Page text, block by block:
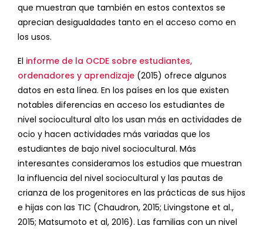
que muestran que también en estos contextos se
aprecian desigualdades tanto en el acceso como en
los usos.
El informe de la OCDE sobre estudiantes,
ordenadores y aprendizaje (2015) ofrece algunos
datos en esta línea. En los países en los que existen
notables diferencias en acceso los estudiantes de
nivel sociocultural alto los usan más en actividades de
ocio y hacen actividades más variadas que los
estudiantes de bajo nivel sociocultural. Más
interesantes consideramos los estudios que muestran
la influencia del nivel sociocultural y las pautas de
crianza de los progenitores en las prácticas de sus hijos
e hijas con las TIC (Chaudron, 2015; Livingstone et al.,
2015; Matsumoto et al, 2016). Las familias con un nivel